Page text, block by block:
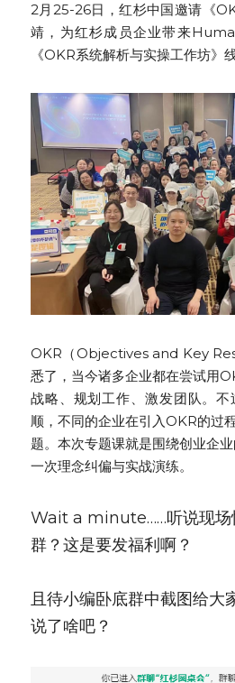
高质量复盘
2月25-26日，红杉中国邀请《
靖，为红杉成员企业带来
《OKR系统解析与实操工作坊》
OKR（Objectives and Key
悉了，当今诸多企业都在尝试用
战略、规划工作、激发团队。
顺，不同的企业在引入OKR的过
题。本次专题课就是围绕创业企
一次理念纠偏与实战演练。
Wait a minute……听说现场
群？这是要发福利啊？
且待小编卧底群中截图给大
说了啥吧？